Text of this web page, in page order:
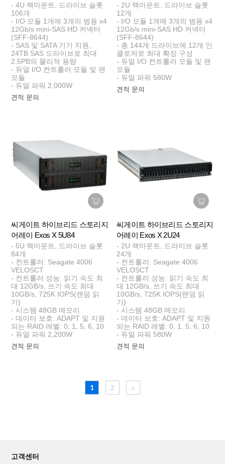
- 4U 랙마운트, 드라이브 슬롯
106개
- I/O 모듈 1개에 3개의 범용 x4
12Gb/s mini-SAS HD 커넥터
(SFF-8644)
- SAS 및 SATA 기기 지원,
24TB SAS 드라이브로 최대
2.5PB의 물리적 용량
- 듀얼 I/O 컨트롤러 모듈 및 팬
모듈
- 듀얼 파워 2,000W
견적 문의
- 2U 랙마운트, 드라이브 슬롯
12개
- I/O 모듈 1개에 3개의 범용 x4
12Gb/s mini-SAS HD 커넥터
(SFF-8644)
- 총 144개 드라이브에 12개 인
클로저로 최대 확장 구성
- 듀얼 I/O 컨트롤러 모듈 및 팬
모듈
- 듀얼 파워 580W
견적 문의
씨게이트 하이브리드 스토리지
어레이 Exos X 5U84
- 5U 랙마운트, 드라이브 슬롯
84개
- 컨트롤러: Seagate 4006
VELOSCT
- 컨트롤러 성능: 읽기 속도 최
대 12GB/s, 쓰기 속도 최대
10GB/s, 725K IOPS(랜덤 읽
기)
- 시스템 48GB 메모리
- 데이터 보호: ADAPT 및 지원
되는 RAID 레벨: 0, 1, 5, 6, 10
- 듀얼 파워 2,200W
견적 문의
씨게이트 하이브리드 스토리지
어레이 Exos X 2U24
- 2U 랙마운트, 드라이브 슬롯
24개
- 컨트롤러: Seagate 4006
VELOSCT
- 컨트롤러 성능: 읽기 속도 최
대 12GB/s, 쓰기 속도 최대
10GB/s, 725K IOPS(랜덤 읽
기)
- 시스템 48GB 메모리
- 데이터 보호: ADAPT 및 지원
되는 RAID 레벨: 0, 1, 5, 6, 10
- 듀얼 파워 580W
견적 문의
1 2
고객센터